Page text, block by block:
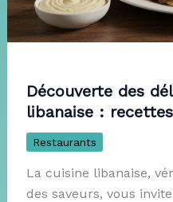
Découverte des
libanaise :
Restaurants
La cuisine libanaise,
des saveurs, vous